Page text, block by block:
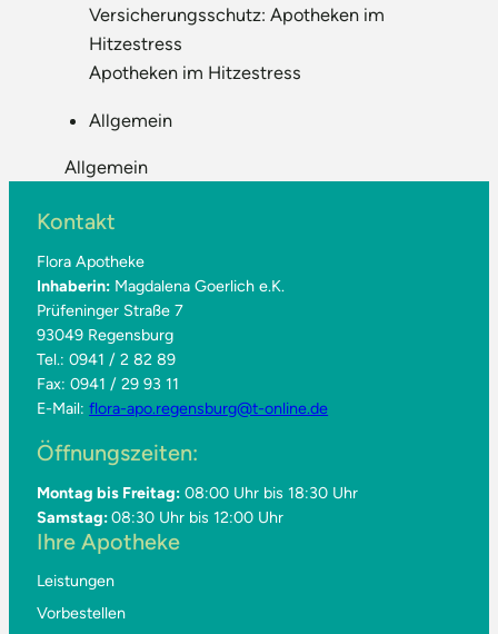
Versicherungsschutz: Apotheken im
Hitzestress
Apotheken im Hitzestress
Allgemein
Allgemein
Kontakt
Flora Apotheke
Inhaberin: Magdalena Goerlich e.K.
Prüfeninger Straße 7
93049 Regensburg
Tel.: 0941 / 2 82 89
Fax: 0941 / 29 93 11
E-Mail:flora-apo.regensburg@t-online.de
Öffnungszeiten:
Montag bis Freitag: 08:00 Uhr bis 18:30 Uhr
Samstag:08:30 Uhr bis 12:00 Uhr
Ihre Apotheke
Leistungen
Vorbestellen